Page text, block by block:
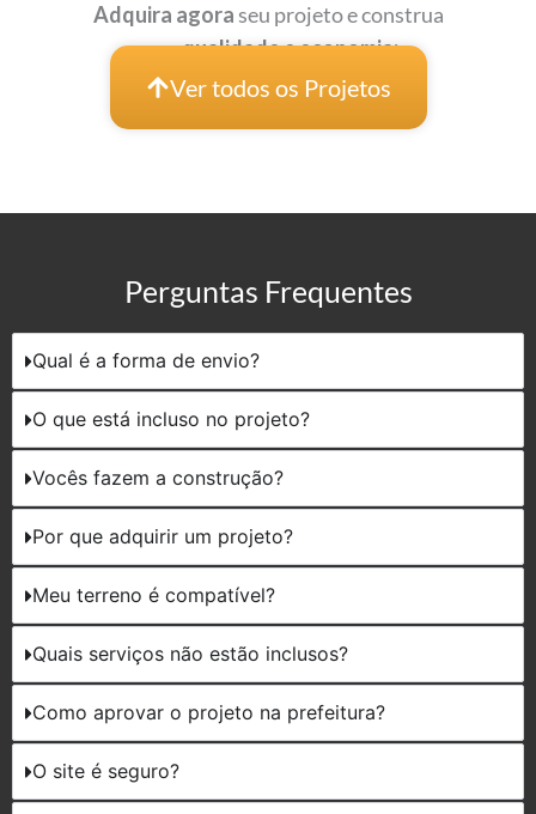
Adquira agoraseu projeto e construa
comqualidade e economia:
Ver todos os Projetos
Perguntas Frequentes
Qual é a forma de envio?
O que está incluso no projeto?
Vocês fazem a construção?
Por que adquirir um projeto?
Meu terreno é compatível?
Quais serviços não estão inclusos?
Como aprovar o projeto na prefeitura?
O site é seguro?